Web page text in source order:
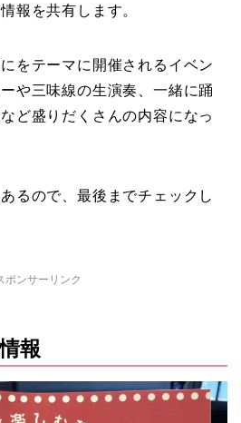
報を共有します。
をテーマに開催されるイベン
や三味線の生演奏、一緒に踊
ど盛りだくさんの内容になっ
るので、最後までチェックし
ポンサーリンク
報